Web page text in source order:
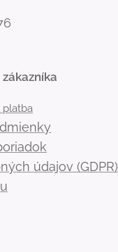
platba
údajov (GDPR)